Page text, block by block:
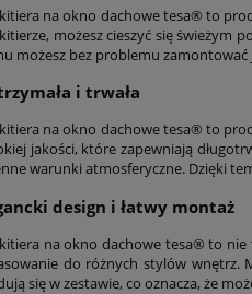
na okno dachowe tesa® to
możesz cieszyć się świeżym
możesz bez problemu
i trwała
na okno dachowe tesa® to
jakości, które zapewniają
warunki atmosferyczne. Dzięki
design i łatwy montaż
na okno dachowe tesa® to nie
do różnych stylów wnętrz.
się w zestawie, co oznacza, że